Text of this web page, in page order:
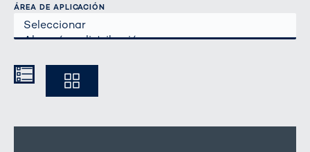
ÁREA DE APLICACIÓN
Kompakt